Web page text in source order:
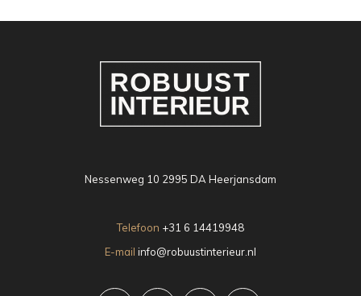
Nessenweg 10 2995 DA Heerjansdam
Telefoon +31 6 14419948
E-mail info@robuustinterieur.nl